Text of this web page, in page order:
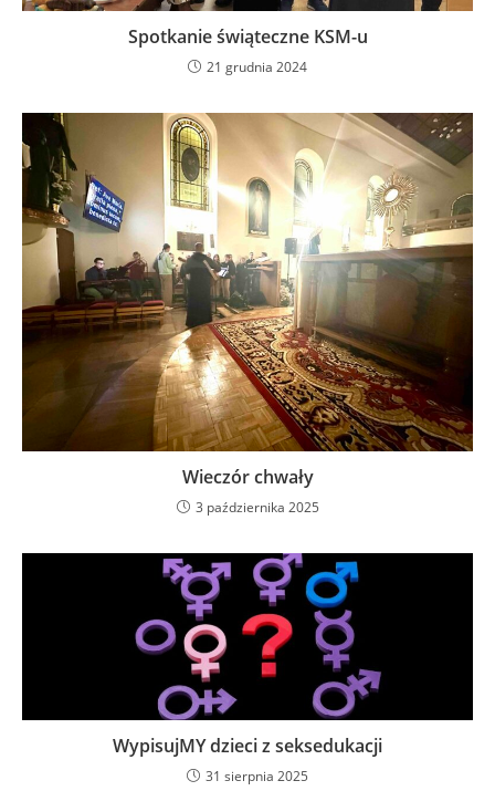
Spotkanie świąteczne KSM-u
21 grudnia 2024
Wieczór chwały
3 października 2025
WypisujMY dzieci z seksedukacji
31 sierpnia 2025